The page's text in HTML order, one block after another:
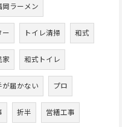
岡ラーメン
ー トイレ清掃 和式
家 和式トイレ
が届かない プロ
折半 営繕工事